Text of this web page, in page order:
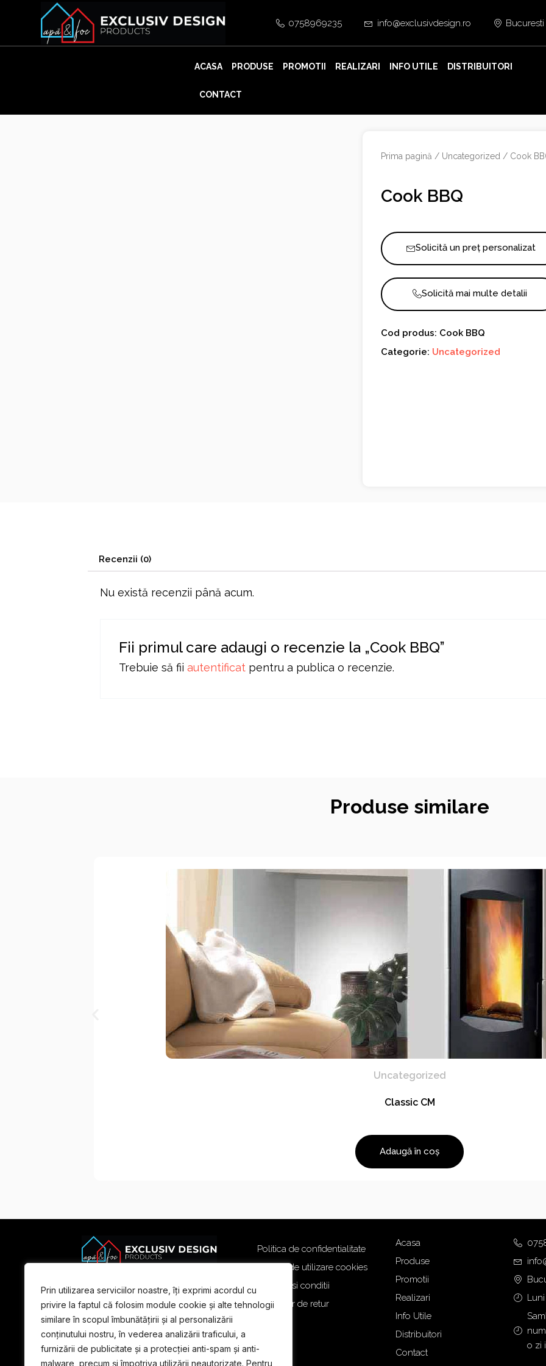
Prin utilizarea serviciilor noastre, îți exprimi acordul cu
privire la faptul că folosim module cookie și alte tehnologii
similare în scopul îmbunătățirii și al personalizării
conținutului nostru, în vederea analizării traficului, a
furnizării de publicitate și a protecției anti-spam și anti-
malware, precum și împotriva utilizării neautorizate. Pentru
content
0758969235 info@exclusivdesign.ro Bucuresti
ACASA PRODUSE PROMOTII REALIZARI INFO UTILE DISTRIBUITORI
CONTACT
Prima pagină / Uncategorized / Cook
Cook BBQ
Solicită un preț personalizat
Solicită mai multe detalii
Cod produs: Cook BBQ
Categorie: Uncategorized
Recenzii (0)
Nu există recenzii până acum.
Fii primul care adaugi o recenzie la „Cook BBQ”
Trebuie să fiiautentificat pentru a publica o recenzie.
Produse similare
Uncategorized
Classic CM
Adaugă în coș
Politica de confidentialitate
Politica de utilizare cookies
Termeni si conditii
Formular de retur
Acasa
Produse
Promotii
Realizari
Info Utile
Distribuitori
Contact
o zi